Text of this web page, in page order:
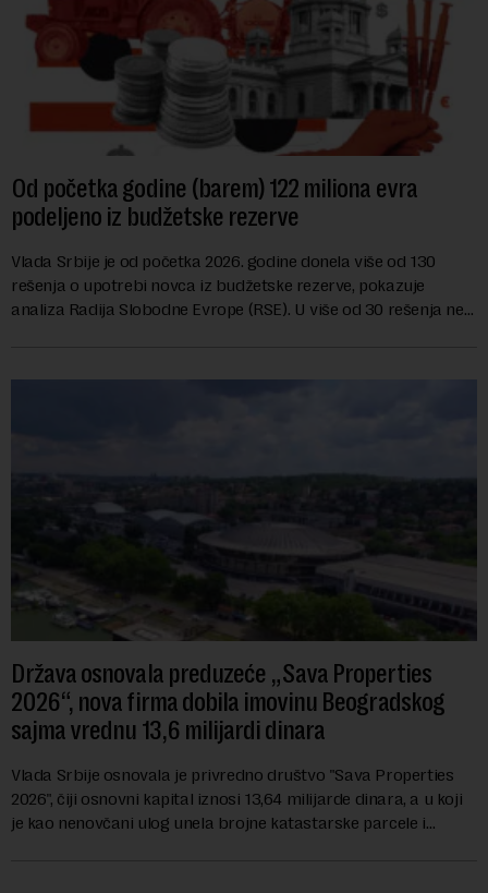
Od početka godine (barem) 122 miliona evra
podeljeno iz budžetske rezerve
Vlada Srbije je od početka 2026. godine donela više od 130
rešenja o upotrebi novca iz budžetske rezerve, pokazuje
analiza Radija Slobodne Evrope (RSE). U više od 30 rešenja ne
Država osnovala preduzeće „Sava Properties
2026“, nova firma dobila imovinu Beogradskog
sajma vrednu 13,6 milijardi dinara
Vlada Srbije osnovala je privredno društvo "Sava Properties
2026", čiji osnovni kapital iznosi 13,64 milijarde dinara, a u koji
je kao nenovčani ulog unela brojne katastarske parcele i